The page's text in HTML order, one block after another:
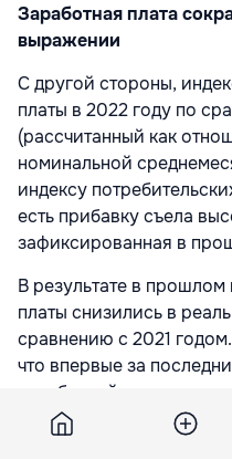
Заработная плата
выражении
С другой стороны,
платы в 2022 году по
(рассчитанный как
номинальной
индексу
есть прибавку съела
зафиксированная в
В результате в
платы снизились в
сравнению с 2021
что впервые за
заработной платы
предыдущим годом.